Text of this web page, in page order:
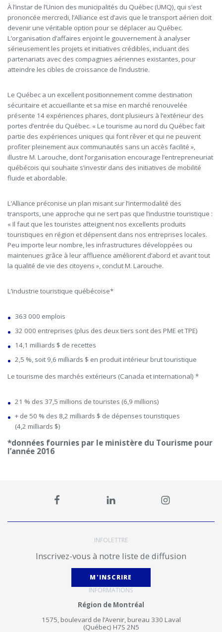
À l’instar de l’Union des municipalités du Québec (UMQ), qui s’est
prononcée mercredi, l’Alliance est d’avis que le transport aérien doit
devenir une véritable option pour se déplacer au Québec.
L’organisation d’affaires enjoint le gouvernement à analyser
sérieusement les projets et initiatives crédibles, incluant des
partenariats avec des compagnies aériennes existantes, pour
atteindre les cibles de croissance de l’industrie.
Le Québec a un excellent positionnement comme destination
sécuritaire et accueillante et sa mise en marché renouvelée
présente 14 expériences phares, dont plusieurs à l’extérieur des
portes d’entrée du Québec. « Le tourisme au nord du Québec fait
partie des expériences uniques qui font rêver et qui ne peuvent
profiter pleinement aux communautés sans un accès facilité »,
illustre M. Larouche, dont l’organisation encourage l’entrepreneuriat
québécois qui souhaite s’investir dans des initiatives de mobilité
fluide et abordable.
L’Alliance préconise un plan misant sur l’intermodalité des
transports, une approche qui ne sert pas que l’industrie touristique :
« Il faut que les touristes atteignent nos excellents produits
touristiques en région et dépensent dans nos entreprises locales.
Peu importe leur nombre, les infrastructures développées ou
maintenues grâce à leur affluence améliorent d’abord et avant tout
la qualité de vie des citoyens », conclut M. Larouche.
L’industrie touristique québécoise*
363 000 emplois
32 000 entreprises (plus des deux tiers sont des PME et TPE)
14,1 milliards $ de recettes
2,5 %, soit 9,6 milliards $ en produit intérieur brut touristique
Le tourisme des marchés extérieurs (Canada et international) *
21 % des 37,5 millions de touristes (6,9 millions)
+ de 50 % des 8,2 milliards $ de dépenses touristiques
(4,2 milliards $)
*données fournies par le ministère du Tourisme pour
l’année 2016
INFOLETTRE
Inscrivez-vous à notre liste de diffusion
M'INSCRIRE
INFORMATIONS
Région de Montréal
1575, boulevard de l’Avenir, bureau 330 Laval
(Québec) H7S 2N5